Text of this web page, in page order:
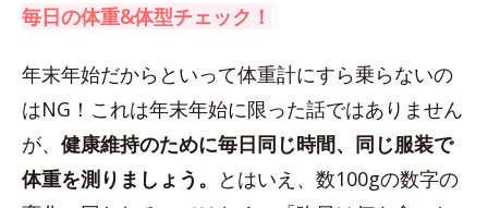
毎日の体重&体型チェック！
年末年始だからといって体重計にすら乗らないの
はNG！これは年末年始に限った話ではありません
が、 健康維持のために毎日同じ時間、同じ服装で
体重を測りましょう。 とはいえ、数100gの数字の